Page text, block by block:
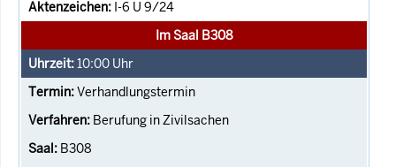
I-6 U 9/24
Im Saal B308
10:00 Uhr
Verhandlungstermin
Berufung in Zivilsachen
B308